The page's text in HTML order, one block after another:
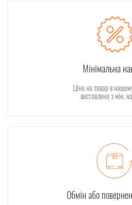
Мінімальна
Ціна на товар в
виставлена з мін.
Обмін або